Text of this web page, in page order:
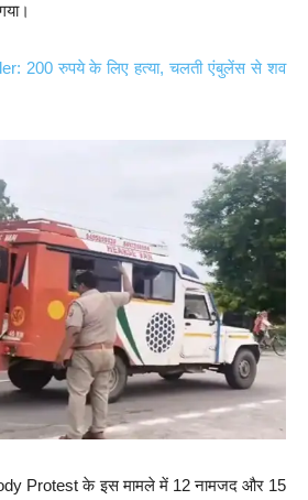
200 रुपये के लिए हत्या, चलती एंबुलेंस से शव
Protest के इस मामले में 12 नामजद और 15